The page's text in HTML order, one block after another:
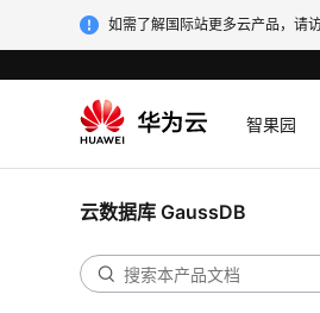
如需了解国际站更多云产品，请
智果园
云数据库 GaussDB
最佳实践
GaussDB安全配置建议
容灾最佳实践